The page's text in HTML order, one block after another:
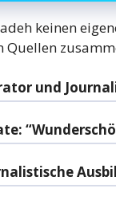
keinen
und
: